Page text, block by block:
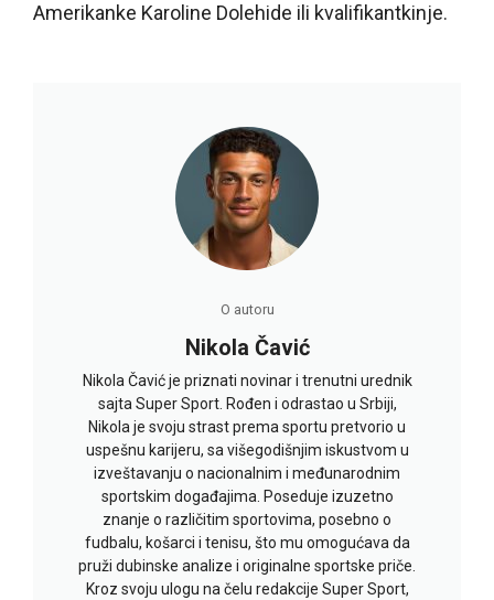
Amerikanke Karoline Dolehide ili kvalifikantkinje.
O autoru
Nikola Čavić
Nikola Čavić je priznati novinar i trenutni urednik
sajta Super Sport. Rođen i odrastao u Srbiji,
Nikola je svoju strast prema sportu pretvorio u
uspešnu karijeru, sa višegodišnjim iskustvom u
izveštavanju o nacionalnim i međunarodnim
sportskim događajima. Poseduje izuzetno
znanje o različitim sportovima, posebno o
fudbalu, košarci i tenisu, što mu omogućava da
pruži dubinske analize i originalne sportske priče.
Kroz svoju ulogu na čelu redakcije Super Sport,